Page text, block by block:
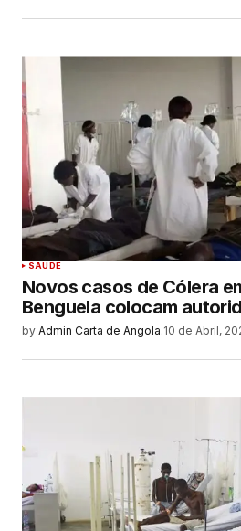
SAUDE
Novos casos de Cólera
Benguela colocam
by Admin Carta de Angola.10 de Abril,